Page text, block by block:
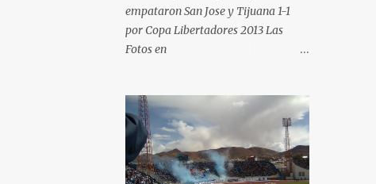
empataron San Jose y Tijuana 1-1
por Copa Libertadores 2013 Las
Fotos en
tardenoche-y-el.html